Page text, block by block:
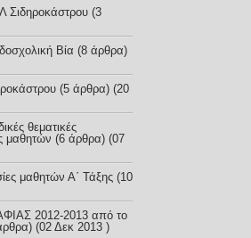
Σιδηροκάστρου (3
Βία (8 άρθρα)
(5 άρθρα) (20
θεματικές
μαθητών (6 άρθρα) (07
μαθητών Α΄ Τάξης (10
2012-2013 από το
(02 Δεκ 2013 )